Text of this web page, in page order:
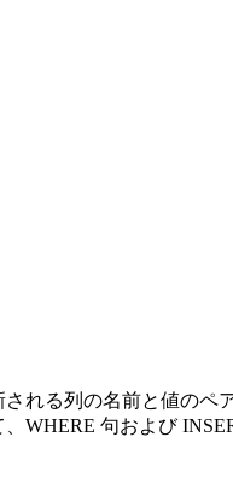
れる列の名前と値のペ
WHERE 句および